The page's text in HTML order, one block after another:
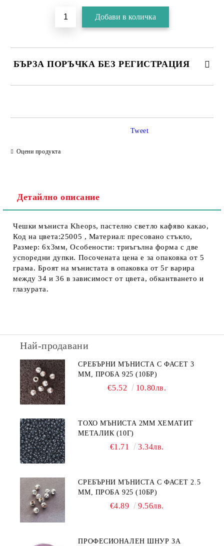
БЪРЗА ПОРЪЧКА БЕЗ РЕГИСТРАЦИЯ
Оцени продукта
Tweet
Детайлно описание
Чешки мъниста Kheops, пастелно светло кафяво какао,
Код на цвета:25005 , Материал: пресовано стъкло,
Размер: 6х3мм, Особености: триъгълна форма с две
успоредни дупки. Посочената цена е за опаковка от 5
грама. Броят на мънистата в опаковка от 5г варира
между 34 и 36 в зависимост от цвета, обкантването и
глазурата.
Най-продавани
СРЕБЪРНИ МЪНИСТА С ФАСЕТ 3
ММ, ПРОБА 925 (10БР)
€5.52 10.80лв.
ТОХО МЪНИСТА 2ММ ХЕМАТИТ
МЕТАЛИК (10Г)
€1.71 3.34лв.
СРЕБЪРНИ МЪНИСТА С ФАСЕТ 2.5
ММ, ПРОБА 925 (10БР)
€4.89 9.56лв.
ПРОФЕСИОНАЛЕН ШНУР ЗА